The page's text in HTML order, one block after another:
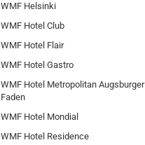
WMF Helsinki
WMF Hotel Club
WMF Hotel Flair
WMF Hotel Gastro
WMF Hotel Metropolitan Augsburger
Faden
WMF Hotel Mondial
WMF Hotel Residence